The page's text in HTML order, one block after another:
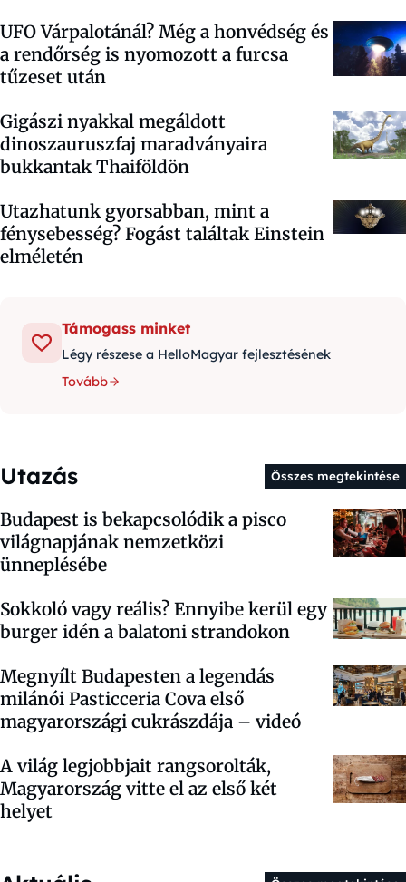
UFO Várpalotánál? Még a honvédség és
a rendőrség is nyomozott a furcsa
tűzeset után
Gigászi nyakkal megáldott
dinoszauruszfaj maradványaira
bukkantak Thaiföldön
Utazhatunk gyorsabban, mint a
fénysebesség? Fogást találtak Einstein
elméletén
Támogass minket
Légy részese a HelloMagyar fejlesztésének
Tovább
Utazás Összes megtekintése
Budapest is bekapcsolódik a pisco
világnapjának nemzetközi
ünneplésébe
Sokkoló vagy reális? Ennyibe kerül egy
burger idén a balatoni strandokon
Megnyílt Budapesten a legendás
milánói Pasticceria Cova első
magyarországi cukrászdája – videó
A világ legjobbjait rangsorolták,
Magyarország vitte el az első két
helyet